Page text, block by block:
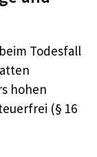
Todesfall
hohen
(§ 16